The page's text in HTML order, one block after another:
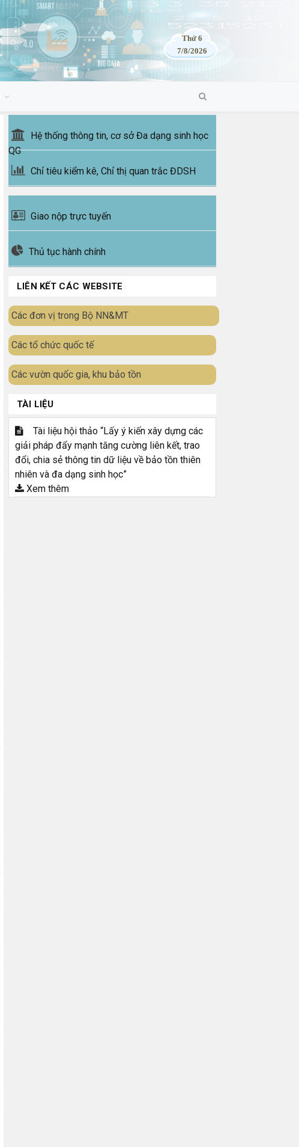
Thứ 6
7/8/2026
Hệ thống thông tin, cơ sở Đa dạng sinh học
QG
Chỉ tiêu kiểm kê, Chỉ thị quan trắc ĐDSH
Giao nộp trực tuyến
Thủ tục hành chính
LIÊN KẾT CÁC WEBSITE
Các đơn vị trong Bộ NN&MT
Các tổ chức quốc tế
Các vườn quốc gia, khu bảo tồn
TÀI LIỆU
Tài liệu hội thảo “Lấy ý kiến xây dựng các
giải pháp đẩy mạnh tăng cường liên kết, trao
đổi, chia sẻ thông tin dữ liệu về bảo tồn thiên
nhiên và đa dạng sinh học”
Xem thêm